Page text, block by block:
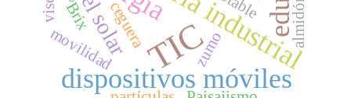
TIC
dispositivos móviles
movilidad
almidón
ceguera zumo
°Brix